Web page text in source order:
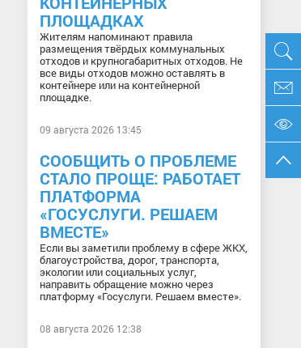
ПЛОЩАДКАХ
Жителям напоминают правила
размещения твёрдых коммунальных
отходов и крупногабаритных отходов. Не
все виды отходов можно оставлять в
контейнере или на контейнерной
площадке.
09 августа 2026 13:45
СООБЩИТЬ О ПРОБЛЕМЕ
СТАЛО ПРОЩЕ: РАБОТАЕТ
ПЛАТФОРМА
«ГОСУСЛУГИ. РЕШАЕМ
ВМЕСТЕ»
Если вы заметили проблему в сфере ЖКХ,
благоустройства, дорог, транспорта,
экологии или социальных услуг,
направить обращение можно через
платформу «Госуслуги. Решаем вместе».
08 августа 2026 12:38